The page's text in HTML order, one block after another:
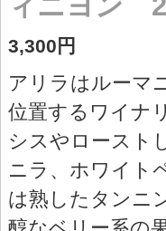
3,300円
アリラはルーマ
位置するワイナ
シスやロースト
ニラ、ホワイト
は熟したタンニ